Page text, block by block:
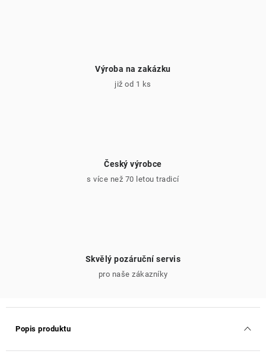
Výroba na zakázku
již od 1 ks
Český výrobce
s více než 70 letou tradicí
Skvělý pozáruční servis
pro naše zákazníky
Popis produktu